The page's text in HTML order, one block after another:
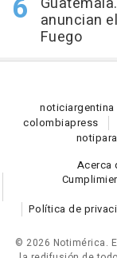
anuncian
Fuego
noticiargentina
colombiapress
noti
Acerca
Política de
© 2026 Notimérica.